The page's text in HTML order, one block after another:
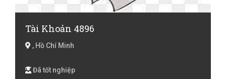
Tài Khoản 4896
, Hồ Chí Minh
Đã tốt nghiệp